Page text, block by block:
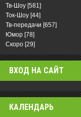
Тв-Шоу [581]
Ток-Шоу [44]
Тв-передачи [657]
Юмор [78]
Скоро [29]
ВХОД НА САЙТ
КАЛЕНДАРЬ